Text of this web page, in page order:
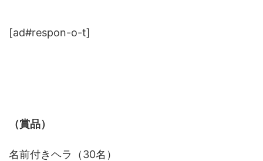
[ad#respon-o-t]
（賞品）
名前付きヘラ（30名）